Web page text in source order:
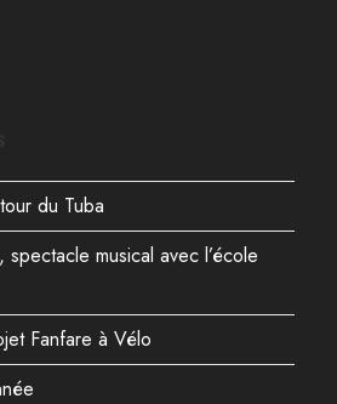
du Tuba
spectacle musical avec l’école
Fanfare à Vélo